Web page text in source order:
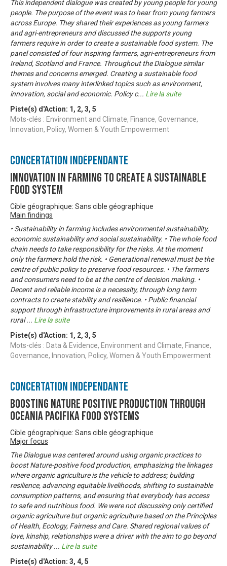
This independent dialogue was created by young people for young
people. The purpose of the event was to hear from young farmers
across Europe. They shared their experiences as young farmers
and agri-entrepreneurs and discussed the supports young
farmers require in order to create a sustainable food system. The
panel consisted of four inspiring farmers, agri-entrepreneurs from
Ireland, Scotland and France. Throughout the Dialogue similar
themes and concerns emerged. Creating a sustainable food
system involves many interlinked topics such as environment,
innovation, social and economic. Policy c... Lire la suite
Piste(s) d'Action: 1 , 2, 3, 5
Mots-clés : Environment and Climate, Finance, Governance,
Innovation, Policy, Women & Youth Empowerment
Concertation Indépendante
Innovation in Farming to Create a Sustainable
Food System
Cible géographique: Sans cible géographique
Main findings
• Sustainability in farming includes environmental sustainability,
economic sustainability and social sustainability. • The whole food
chain needs to take responsibility for the risks. At the moment
only the farmers hold the risk. • Generational renewal must be the
centre of public policy to preserve food resources. • The farmers
and consumers need to be at the centre of decision making. •
Decent and reliable income is a necessity, through long term
contracts to create stability and resilience. • Public financial
support through infrastructure improvements in rural areas and
rural... Lire la suite
Piste(s) d'Action: 1 , 2, 3, 5
Mots-clés : Data & Evidence, Environment and Climate, Finance,
Governance, Innovation, Policy, Women & Youth Empowerment
Concertation Indépendante
Boosting Nature Positive production through
Oceania Pacifika Food Systems
Cible géographique: Sans cible géographique
Major focus
The Dialogue was centered around using organic practices to
boost Nature-positive food production, emphasizing the linkages
where organic agriculture is the vehicle to address; building
resilience, advancing equitable livelihoods, shifting to sustainable
consumption patterns, and ensuring that everybody has access
to safe and nutritious food. We were not discussing only certified
organic agriculture but organic agriculture based on the Principles
of Health, Ecology, Fairness and Care. Shared regional values of
love, kinship, relationships were a driver with the aim to go beyond
sustainability... Lire la suite
Piste(s) d'Action: 3, 4, 5